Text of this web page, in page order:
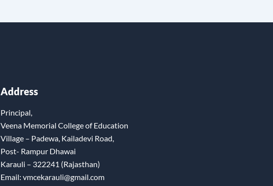
Address
Principal,
Veena Memorial College of Education
Village – Padewa, Kailadevi Road,
Post- Rampur Dhawai
Karauli – 322241 (Rajasthan)
Email: vmcekarauli@gmail.com